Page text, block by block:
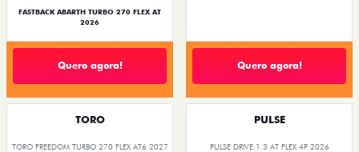
FASTBACK ABARTH TURBO 270 FLEX AT
2026
Quero agora! Quero agora!
TORO
TORO FREEDOM TURBO 270 FLEX AT6 2027
PULSE
PULSE DRIVE 1.3 AT FLEX 4P 2026